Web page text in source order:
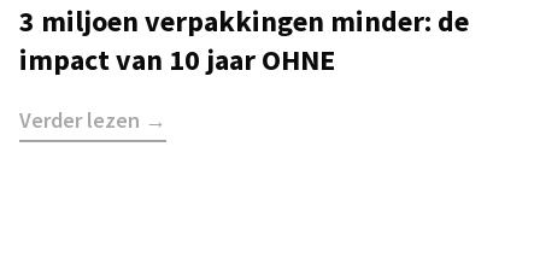
3 miljoen verpakkingen minder: de
impact van 10 jaar OHNE
Verder lezen →